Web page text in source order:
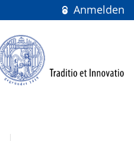
Anmelden